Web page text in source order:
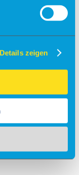
Details zeigen